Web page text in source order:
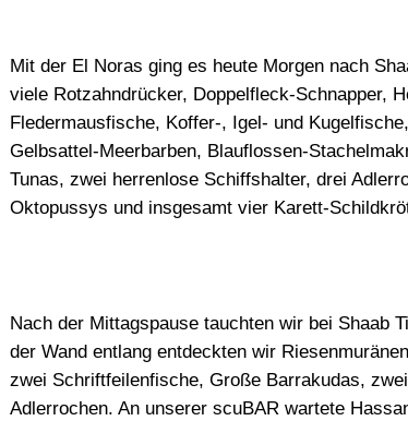
Mit der El Noras ging es heute Morgen nach
viele Rotzahndrücker, Doppelfleck-Schnapper,
Fledermausfische, Koffer-, Igel- und
Gelbsattel-Meerbarben, Blauflossen-
Tunas, zwei herrenlose Schiffshalter, drei
Oktopussys und insgesamt vier Karett-
Nach der Mittagspause tauchten wir bei Shaab
der Wand entlang entdeckten wir
zwei Schriftfeilenfische, Große Barrakudas,
Adlerrochen. An unserer scuBAR wartete